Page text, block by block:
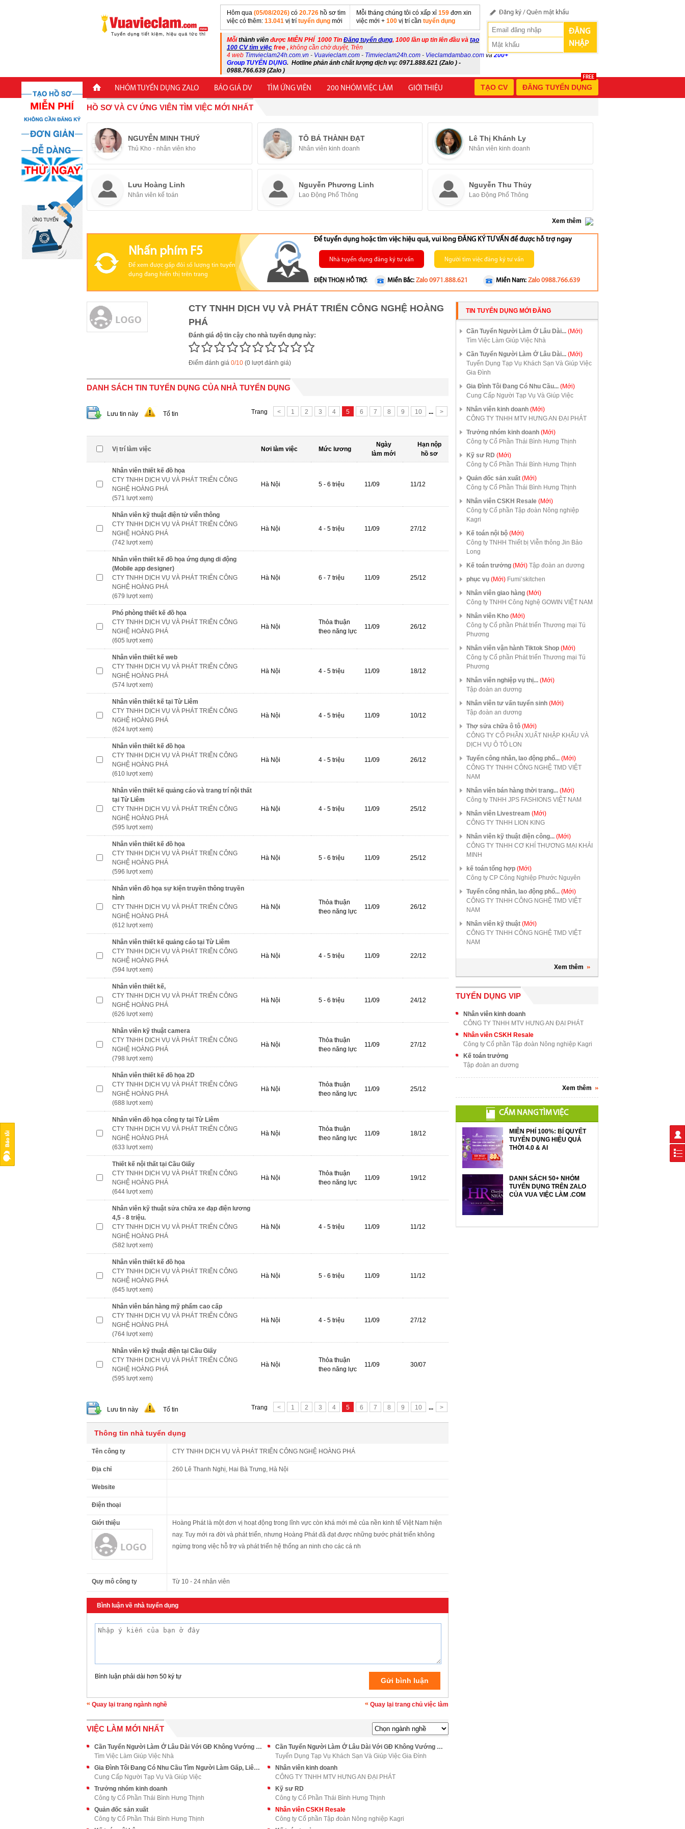
Hôm qua (05/08/2026) có 20.726 hồ sơ tìm
việc có thêm: 13.041 vị trí tuyển dụng mới
Mỗi tháng chúng tôi có xấp xỉ 159 đơn xin
việc mới + 100 vị trí cần tuyển dụng
Mỗithành viên được MIỄN PHÍ 1000 Tin Đăng tuyển dụng, 1000 lần up tin lên đầu và tạo
100 CV tìm việc free , không cần chờ duyệt, Trên
4 web Timvieclam24h.com.vn - Vuavieclam.com - Timvieclam24h.com - Vieclamdambao.com và 200+
Group TUYỂN DỤNG. Hotline phản ánh chất lượng dịch vụ: 0971.888.621 (Zalo ) -
0988.766.639 (Zalo )
Đăng ký /Quên mật khẩu
ĐĂNG
NHẬP
NHÓM TUYỂN DỤNG ZALO BÁO GIÁ DV TÌM ỨNG VIÊN 200 NHÓM VIỆC LÀM GIỚI THIỆU ĐĂNG TUYỂN DỤNG
TẠO CV
HỒ SƠ VÀ CV ỨNG VIÊN TÌM VIỆC MỚI NHẤT
NGUYỄN MINH THUÝ
Thủ Kho - nhân viên kho
TÔ BÁ THÀNH ĐẠT
Nhân viên kinh doanh
Lê Thị Khánh Ly
Nhân viên kinh doanh
Lưu Hoàng Linh
Nhân viên kế toán
Nguyễn Phương Linh
Lao Động Phổ Thông
Nguyễn Thu Thủy
Lao Động Phổ Thông
Xem thêm
Nhấn phím F5
Để xem được gấp đôi số lượng tin tuyển
dụng đang hiển thị trên trang
Để tuyển dụng hoặc tìm việc hiệu quả, vui lòng ĐĂNG KÝ TƯ VẤN để được hỗ trợ ngay
Nhà tuyển dụng đăng ký tư vấn Người tìm việc đăng ký tư vấn
ĐIỆN THOẠI HỖ TRỢ: Miền Nam: Zalo 0988.766.639
Miền Bắc: Zalo 0971.888.621
CTY TNHH DỊCH VỤ VÀ PHÁT TRIỂN CÔNG NGHỆ HOÀNG
PHÁ
Đánh giá độ tin cậy cho nhà tuyển dụng này:
Điểm đánh giá 0/10 (0 lượt đánh giá)
DANH SÁCH TIN TUYỂN DỤNG CỦA NHÀ TUYỂN DỤNG
Lưu tin này Tố tin Trang < 1 2 3 4 5 6 7 8 9 10 ... >
Vị trí làm việc Nơi làm việc Mức lương
Ngày
làm mới
Hạn nộp
hồ sơ
Nhân viên thiết kế đồ họa
CTY TNHH DỊCH VỤ VÀ PHÁT TRIỂN CÔNG
NGHỆ HOÀNG PHÁ
(571 lượt xem)
Hà Nội 5 - 6 triệu 11/09 11/12
Nhân viên kỹ thuật điện tử viễn thông
CTY TNHH DỊCH VỤ VÀ PHÁT TRIỂN CÔNG
NGHỆ HOÀNG PHÁ
(742 lượt xem)
Hà Nội 4 - 5 triệu 11/09 27/12
Nhân viên thiết kế đồ họa ứng dụng di động
(Mobile app designer)
CTY TNHH DỊCH VỤ VÀ PHÁT TRIỂN CÔNG
NGHỆ HOÀNG PHÁ
(679 lượt xem)
Hà Nội 6 - 7 triệu 11/09 25/12
Phó phòng thiết kế đồ họa
CTY TNHH DỊCH VỤ VÀ PHÁT TRIỂN CÔNG
NGHỆ HOÀNG PHÁ
(605 lượt xem)
Hà Nội
Thỏa thuận
theo năng lực
11/09 26/12
Nhân viên thiết kế web
CTY TNHH DỊCH VỤ VÀ PHÁT TRIỂN CÔNG
NGHỆ HOÀNG PHÁ
(574 lượt xem)
Hà Nội 4 - 5 triệu 11/09 18/12
Nhân viên thiết kế tại Từ Liêm
CTY TNHH DỊCH VỤ VÀ PHÁT TRIỂN CÔNG
NGHỆ HOÀNG PHÁ
(624 lượt xem)
Hà Nội 4 - 5 triệu 11/09 10/12
Nhân viên thiết kế đồ họa
CTY TNHH DỊCH VỤ VÀ PHÁT TRIỂN CÔNG
NGHỆ HOÀNG PHÁ
(610 lượt xem)
Hà Nội 4 - 5 triệu 11/09 26/12
Nhân viên thiết kế quảng cáo và trang trí nội thất
tại Từ Liêm
CTY TNHH DỊCH VỤ VÀ PHÁT TRIỂN CÔNG
NGHỆ HOÀNG PHÁ
(595 lượt xem)
Hà Nội 4 - 5 triệu 11/09 25/12
Nhân viên thiết kế đồ họa
CTY TNHH DỊCH VỤ VÀ PHÁT TRIỂN CÔNG
NGHỆ HOÀNG PHÁ
(596 lượt xem)
Hà Nội 5 - 6 triệu 11/09 25/12
Nhân viên đồ họa sự kiện truyền thông truyền
hình
CTY TNHH DỊCH VỤ VÀ PHÁT TRIỂN CÔNG
NGHỆ HOÀNG PHÁ
(612 lượt xem)
Hà Nội
Thỏa thuận
theo năng lực
11/09 26/12
Nhân viên thiết kế quảng cáo tại Từ Liêm
CTY TNHH DỊCH VỤ VÀ PHÁT TRIỂN CÔNG
NGHỆ HOÀNG PHÁ
(594 lượt xem)
Hà Nội 4 - 5 triệu 11/09 22/12
Nhân viên thiết kế,
CTY TNHH DỊCH VỤ VÀ PHÁT TRIỂN CÔNG
NGHỆ HOÀNG PHÁ
(626 lượt xem)
Hà Nội 5 - 6 triệu 11/09 24/12
Nhân viên kỹ thuật camera
CTY TNHH DỊCH VỤ VÀ PHÁT TRIỂN CÔNG
NGHỆ HOÀNG PHÁ
(798 lượt xem)
Hà Nội
Thỏa thuận
theo năng lực
11/09 27/12
Nhân viên thiết kế đồ họa 2D
CTY TNHH DỊCH VỤ VÀ PHÁT TRIỂN CÔNG
NGHỆ HOÀNG PHÁ
(688 lượt xem)
Hà Nội
Thỏa thuận
theo năng lực
11/09 25/12
Nhân viên đồ họa công ty tại Từ Liêm
CTY TNHH DỊCH VỤ VÀ PHÁT TRIỂN CÔNG
NGHỆ HOÀNG PHÁ
(633 lượt xem)
Hà Nội
Thỏa thuận
theo năng lực
11/09 18/12
Thiết kế nội thất tại Cầu Giấy
CTY TNHH DỊCH VỤ VÀ PHÁT TRIỂN CÔNG
NGHỆ HOÀNG PHÁ
(644 lượt xem)
Hà Nội
Thỏa thuận
theo năng lực
11/09 19/12
Nhân viên kỹ thuật sửa chữa xe đạp điện lương
4,5 - 8 triệu.
CTY TNHH DỊCH VỤ VÀ PHÁT TRIỂN CÔNG
NGHỆ HOÀNG PHÁ
(582 lượt xem)
Hà Nội 4 - 5 triệu 11/09 11/12
Nhân viên thiết kế đồ họa
CTY TNHH DỊCH VỤ VÀ PHÁT TRIỂN CÔNG
NGHỆ HOÀNG PHÁ
(645 lượt xem)
Hà Nội 5 - 6 triệu 11/09 11/12
Nhân viên bán hàng mỹ phẩm cao cấp
CTY TNHH DỊCH VỤ VÀ PHÁT TRIỂN CÔNG
NGHỆ HOÀNG PHÁ
(764 lượt xem)
Hà Nội 4 - 5 triệu 11/09 27/12
Nhân viên kỹ thuật điện tại Cầu Giấy
CTY TNHH DỊCH VỤ VÀ PHÁT TRIỂN CÔNG
NGHỆ HOÀNG PHÁ
(595 lượt xem)
Hà Nội
Thỏa thuận
theo năng lực
11/09 30/07
Lưu tin này Tố tin Trang < 1 2 3 4 5 6 7 8 9 10 ... >
Thông tin nhà tuyển dụng
Tên công ty CTY TNHH DỊCH VỤ VÀ PHÁT TRIỂN CÔNG NGHỆ HOÀNG PHÁ
Địa chỉ 260 Lê Thanh Nghị, Hai Bà Trưng, Hà Nội
Website
Điện thoại
Giới thiệu
Hoàng Phát là một đơn vị hoạt động trong lĩnh vực còn khá mới mẻ của nền kinh tế Việt Nam hiện
nay. Tuy mới ra đời và phát triển, nhưng Hoàng Phát đã đạt được những bước phát triển không
ngừng trong việc hỗ trợ và phát triển hệ thống an ninh cho các cá nh
Quy mô công ty Từ 10 - 24 nhân viên
Bình luận về nhà tuyển dụng
Bình luận phải dài hơn 50 ký tự
Quay lại trang ngành nghề Quay lại trang chủ việc làm
VIỆC LÀM MỚI NHẤT
Cần Tuyển Người Làm Ở Lâu Dài Với GĐ Không Vướng Bận Quá Nhiều
Tìm Việc Làm Giúp Việc Nhà
Cần Tuyển Người Làm Ở Lâu Dài Với GĐ Không Vướng Bận Và Ít Xin Nghỉ
Tuyển Dụng Tạp Vụ Khách Sạn Và Giúp Việc Gia Đình
Gia Đình Tôi Đang Có Nhu Cầu Tìm Người Làm Gấp, Liên Hệ Ngay
Cung Cấp Người Tạp Vụ Và Giúp Việc
Nhân viên kinh doanh
CÔNG TY TNHH MTV HƯNG AN ĐẠI PHÁT
Trưởng nhóm kinh doanh
Công ty Cổ Phần Thái Bình Hưng Thịnh
Kỹ sư RD
Công ty Cổ Phần Thái Bình Hưng Thịnh
Quản đốc sản xuất
Công ty Cổ Phần Thái Bình Hưng Thịnh
Nhân viên CSKH Resale
Công ty Cổ phần Tập đoàn Nông nghiệp Kagri
TIN TUYỂN DỤNG MỚI ĐĂNG
Cần Tuyển Người Làm Ở Lâu Dài... (Mới)
Tìm Việc Làm Giúp Việc Nhà
Cần Tuyển Người Làm Ở Lâu Dài... (Mới)
Tuyển Dụng Tạp Vụ Khách Sạn Và Giúp Việc
Gia Đình
Gia Đình Tôi Đang Có Nhu Cầu... (Mới)
Cung Cấp Người Tạp Vụ Và Giúp Việc
Nhân viên kinh doanh (Mới)
CÔNG TY TNHH MTV HƯNG AN ĐẠI PHÁT
Trưởng nhóm kinh doanh (Mới)
Công ty Cổ Phần Thái Bình Hưng Thịnh
Kỹ sư RD (Mới)
Công ty Cổ Phần Thái Bình Hưng Thịnh
Quản đốc sản xuất (Mới)
Công ty Cổ Phần Thái Bình Hưng Thịnh
Nhân viên CSKH Resale (Mới)
Công ty Cổ phần Tập đoàn Nông nghiệp
Kagri
Kế toán nội bộ (Mới)
Công ty TNHH Thiết bị Viễn thông Jin Bảo
Long
Kế toán trưởng (Mới) Tập đoàn an dương
phục vụ (Mới) Fumi’skitchen
Nhân viên giao hàng (Mới)
Công ty TNHH Công Nghệ GOWIN VIỆT NAM
Nhân viên Kho (Mới)
Công ty Cổ phần Phát triển Thương mại Tú
Phương
Nhân viên vận hành Tiktok Shop (Mới)
Công ty Cổ phần Phát triển Thương mại Tú
Phương
Nhân viên nghiệp vụ thị... (Mới)
Tập đoàn an dương
Nhân viên tư vấn tuyển sinh (Mới)
Tập đoàn an dương
Thợ sửa chữa ô tô (Mới)
CÔNG TY CỔ PHẦN XUẤT NHẬP KHẨU VÀ
DỊCH VỤ Ô TÔ LON
Tuyển công nhân, lao động phổ... (Mới)
CÔNG TY TNHH CÔNG NGHỆ TMD VIỆT
NAM
Nhân viên bán hàng thời trang... (Mới)
Công ty TNHH JPS FASHIONS VIỆT NAM
Nhân viên Livestream (Mới)
CÔNG TY TNHH LION KING
Nhân viên kỹ thuật điện công... (Mới)
CÔNG TY TNHH CƠ KHÍ THƯƠNG MẠI KHẢI
MINH
kế toán tổng hợp (Mới)
Công ty CP Công Nghiệp Phước Nguyên
Tuyển công nhân, lao động phổ... (Mới)
CÔNG TY TNHH CÔNG NGHỆ TMD VIỆT
NAM
Nhân viên kỹ thuật (Mới)
CÔNG TY TNHH CÔNG NGHỆ TMD VIỆT
NAM
Xem thêm
TUYỂN DỤNG VIP
Nhân viên kinh doanh
CÔNG TY TNHH MTV HƯNG AN ĐẠI PHÁT
Nhân viên CSKH Resale
Công ty Cổ phần Tập đoàn Nông nghiệp Kagri
Kế toán trưởng
Tập đoàn an dương
Xem thêm
CẨM NANG TÌM VIỆC
MIỄN PHÍ 100%: BÍ QUYẾT
TUYỂN DỤNG HIỆU QUẢ
THỜI 4.0 & AI
DANH SÁCH 50+ NHÓM
TUYỂN DỤNG TRÊN ZALO
CỦA VUA VIỆC LÀM .COM